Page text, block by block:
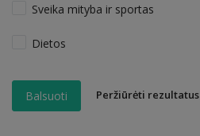
Sveika mityba ir sportas
Dietos
Balsuoti Peržiūrėti rezultatus